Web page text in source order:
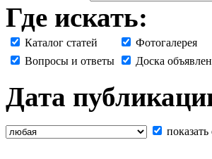
Где искать:
Каталог статей Фотогалерея
Вопросы и ответы
Доска
Дата